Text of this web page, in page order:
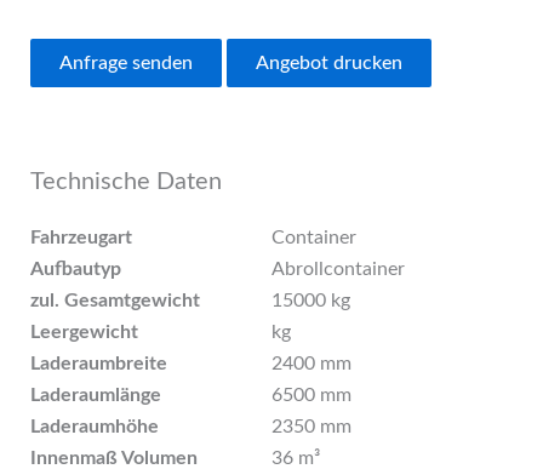
Anfrage senden Angebot drucken
Technische Daten
Fahrzeugart
Container
Aufbautyp
Abrollcontainer
zul. Gesamtgewicht
15000 kg
Leergewicht
kg
Laderaumbreite
2400 mm
Laderaumlänge
6500 mm
Laderaumhöhe
2350 mm
Innenmaß Volumen
36 m³